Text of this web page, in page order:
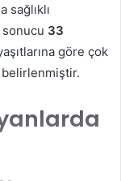
sağlıklı
sonucu 33
göre çok